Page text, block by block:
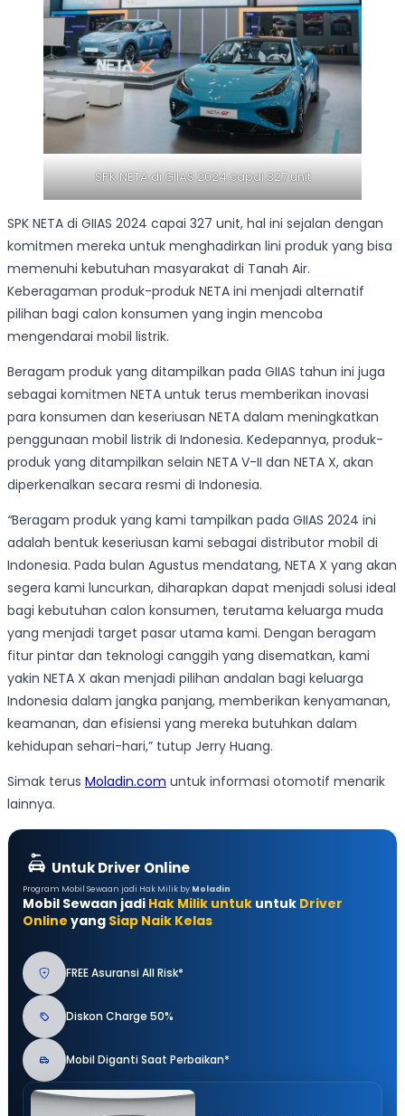
SPK NETA di GIIAS 2024 capai 327 unit
SPK NETA di GIIAS 2024 capai 327 unit, hal ini sejalan dengan
komitmen mereka untuk menghadirkan lini produk yang bisa
memenuhi kebutuhan masyarakat di Tanah Air.
Keberagaman produk-produk NETA ini menjadi alternatif
pilihan bagi calon konsumen yang ingin mencoba
mengendarai mobil listrik.
Beragam produk yang ditampilkan pada GIIAS tahun ini juga
sebagai komitmen NETA untuk terus memberikan inovasi
para konsumen dan keseriusan NETA dalam meningkatkan
penggunaan mobil listrik di Indonesia. Kedepannya, produk-
produk yang ditampilkan selain NETA V-II dan NETA X, akan
diperkenalkan secara resmi di Indonesia.
“Beragam produk yang kami tampilkan pada GIIAS 2024 ini
adalah bentuk keseriusan kami sebagai distributor mobil di
Indonesia. Pada bulan Agustus mendatang, NETA X yang akan
segera kami luncurkan, diharapkan dapat menjadi solusi ideal
bagi kebutuhan calon konsumen, terutama keluarga muda
yang menjadi target pasar utama kami. Dengan beragam
fitur pintar dan teknologi canggih yang disematkan, kami
yakin NETA X akan menjadi pilihan andalan bagi keluarga
Indonesia dalam jangka panjang, memberikan kenyamanan,
keamanan, dan efisiensi yang mereka butuhkan dalam
kehidupan sehari-hari,” tutup Jerry Huang.
Simak terus Moladin.com untuk informasi otomotif menarik
lainnya.
Untuk Driver Online
Program Mobil Sewaan jadi Hak Milik by Moladin
Mobil Sewaan jadi Hak Milik untuk untuk Driver
Online yang Siap Naik Kelas
FREE Asuransi All Risk*
Diskon Charge 50%
Mobil Diganti Saat Perbaikan*